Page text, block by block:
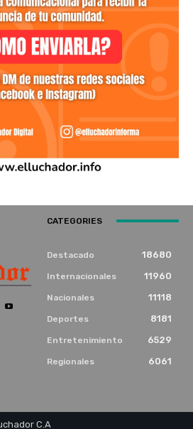
CATEGORIES
Destacado 18680
Internacionales 11960
Nacionales 11118
Deportes 8181
Entretenimiento 6529
Regionales 6061
C.A